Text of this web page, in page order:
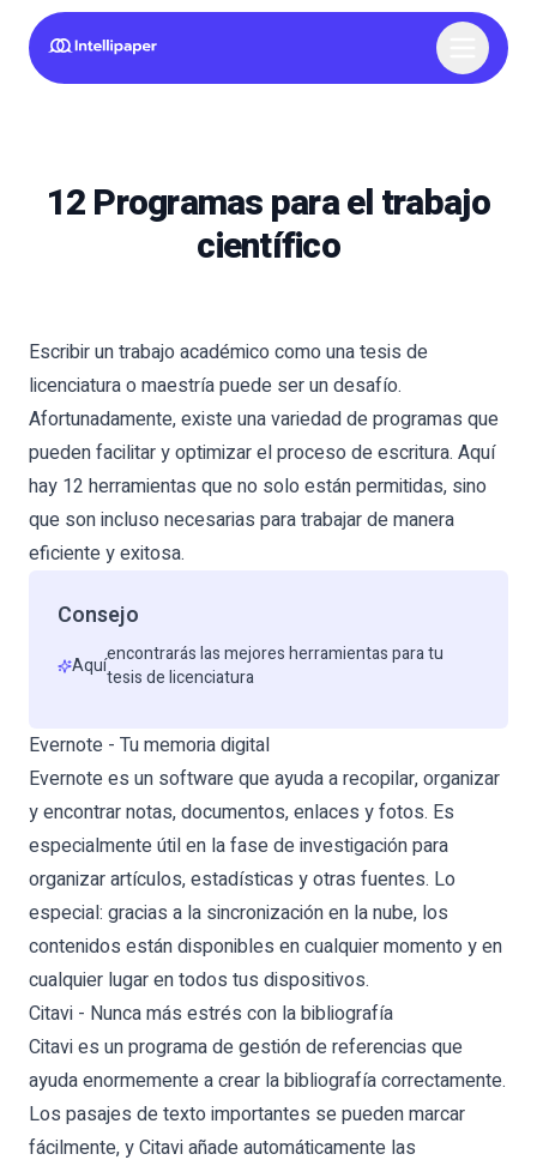
12 Programas para el trabajo
científico
Escribir un trabajo académico como una tesis de
licenciatura o maestría puede ser un desafío.
Afortunadamente, existe una variedad de programas que
pueden facilitar y optimizar el proceso de escritura. Aquí
hay 12 herramientas que no solo están permitidas, sino
que son incluso necesarias para trabajar de manera
eficiente y exitosa.
Consejo
Aquíencontrarás las mejores herramientas para tu
tesis de licenciatura
Evernote - Tu memoria digital
Evernote es un software que ayuda a recopilar, organizar
y encontrar notas, documentos, enlaces y fotos. Es
especialmente útil en la fase de investigación para
organizar artículos, estadísticas y otras fuentes. Lo
especial: gracias a la sincronización en la nube, los
contenidos están disponibles en cualquier momento y en
cualquier lugar en todos tus dispositivos.
Citavi - Nunca más estrés con la bibliografía
Citavi es un programa de gestión de referencias que
ayuda enormemente a crear la bibliografía correctamente.
Los pasajes de texto importantes se pueden marcar
fácilmente, y Citavi añade automáticamente las